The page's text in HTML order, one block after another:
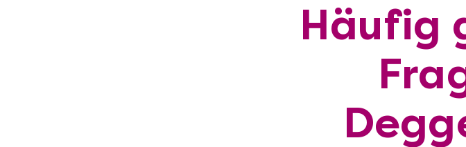
Sushi Selber
Sushi Starter Set:
Häufig